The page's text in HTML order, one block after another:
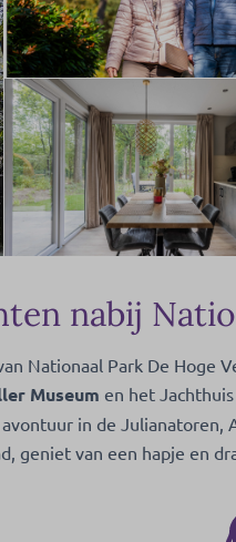
nabij
Nationaal Park De Hoge
Museum en het
in de
geniet van een hapje en